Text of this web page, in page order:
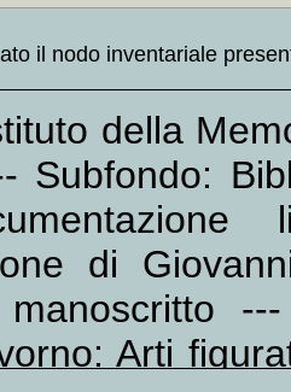
+
+Al
+
+
+I
Il
+
La
+Il
+[Il
il nodo inventariale
della
Subfondo:
di
manoscritto
Arti